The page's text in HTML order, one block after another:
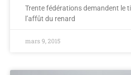
Trente fédérations demandent le
l’affût du renard
mars 9, 2015